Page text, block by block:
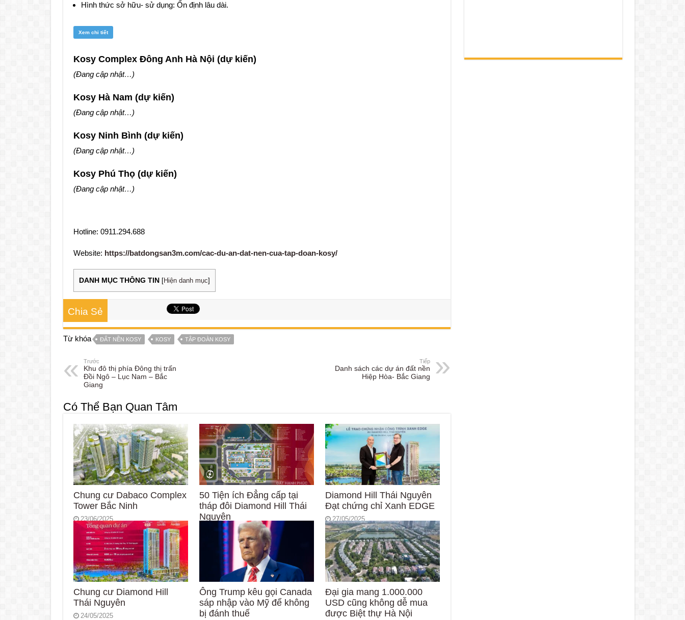
Hình thức sở hữu- sử dụng: Ổn định lâu dài.
Xem chi tiết
Kosy Complex Đông Anh Hà Nội (dự kiến)
(Đang cập nhật…)
Kosy Hà Nam (dự kiến)
(Đang cập nhật…)
Kosy Ninh Bình (dự kiến)
(Đang cập nhật…)
Kosy Phú Thọ (dự kiến)
(Đang cập nhật…)
Hotline: 0911.294.688
Website: https://batdongsan3m.com/cac-du-an-dat-nen-cua-tap-doan-kosy/
DANH MỤC THÔNG TIN [Hiện danh mục]
Chia Sẻ
Từ khóa ĐẤT NỀN KOSY KOSY TẬP ĐOÀN KOSY
Trước
Khu đô thị phía Đông thị trấn
Đồi Ngô – Lục Nam – Bắc
Giang
Tiếp
Danh sách các dự án đất nền
Hiệp Hòa- Bắc Giang
Có Thể Bạn Quan Tâm
Chung cư Dabaco Complex
Tower Bắc Ninh
23/06/2025
50 Tiện ích Đẳng cấp tại
tháp đôi Diamond Hill Thái
Nguyên
28/05/2025
Diamond Hill Thái Nguyên
Đạt chứng chỉ Xanh EDGE
27/05/2025
Chung cư Diamond Hill
Thái Nguyên
24/05/2025
Ông Trump kêu gọi Canada
sáp nhập vào Mỹ để không
bị đánh thuế
Đại gia mang 1.000.000
USD cũng không dễ mua
được Biệt thự Hà Nội